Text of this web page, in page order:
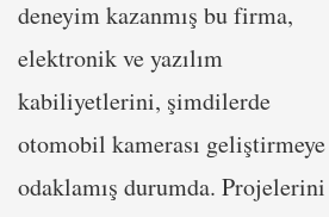
deneyim kazanmış bu firma,
elektronik ve yazılım
kabiliyetlerini, şimdilerde
otomobil kamerası geliştirmeye
odaklamış durumda. Projelerini